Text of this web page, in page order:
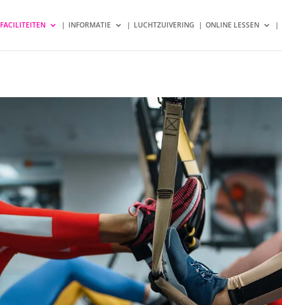
FACILITEITEN INFORMATIE LUCHTZUIVERING ONLINE LESSEN